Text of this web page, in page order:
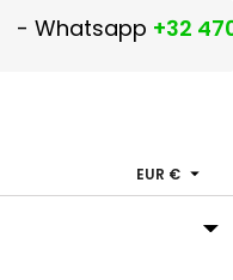
- Whatsapp +32
EUR € 